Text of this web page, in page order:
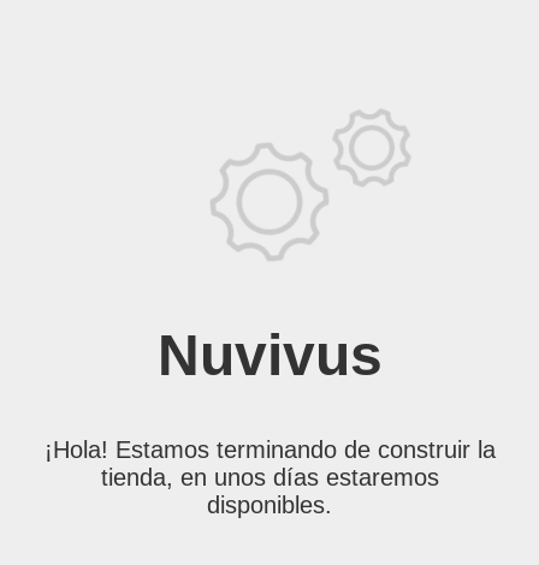
Nuvivus
¡Hola! Estamos terminando de construir la
tienda, en unos días estaremos
disponibles.